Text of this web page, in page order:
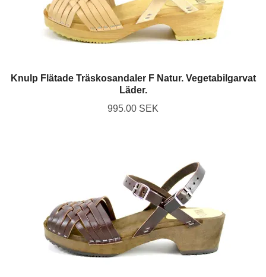
Knulp Flätade Träskosandaler F Natur. Vegetabilgarvat
Läder.
995.00 SEK